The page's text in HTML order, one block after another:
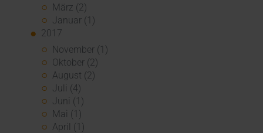
März (2)
Januar (1)
2017
November (1)
Oktober (2)
August (2)
Juli (4)
Juni (1)
Mai (1)
April (1)